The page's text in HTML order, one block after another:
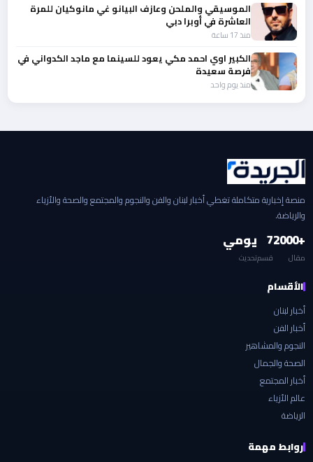
الموسيقي والملحن وعازف البيانو غي مانوكيان للمرة
العاشرة في أوبرا دبي
منذ 17 ساعة
الكبير اوي احمد مكي يعود للسينما مع ماجد الكدواني في
فرصة سعيدة
منذ يوم واحد
منصة إخبارية متكاملة تغطي أخبار لبنان والفن والنجوم والمجتمع والصحة والأزياء
والرياضة.
+2000
مقال
7
قسم
يومي
تحديث
الأقسام
أخبار لبنان
أخبار الفن
النجوم والمشاهير
الصحة والجمال
أخبار المجتمع
عالم الأزياء
الرياضة
روابط مهمة